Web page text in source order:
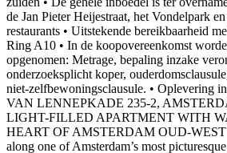
de Jan Pieter Heijestraat, het Vondelpark
restaurants • Uitstekende bereikbaarheid
Ring A10 • In de koopovereenkomst
opgenomen: Metrage, bepaling inzake
onderzoeksplicht koper,
niet-zelfbewoningsclausule. • Oplevering
VAN LENNEPKADE 235-2,
LIGHT-FILLED APARTMENT WITH
HEART OF AMSTERDAM OUD-WEST
along one of Amsterdam’s most